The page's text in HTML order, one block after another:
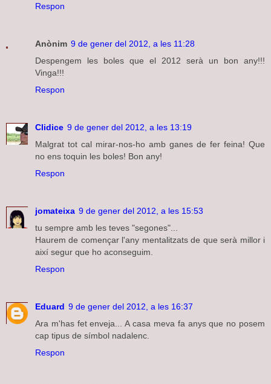
Respon
Anònim 9 de gener del 2012, a les 11:28
Despengem les boles que el 2012 serà un bon any!!!
Vinga!!!
Respon
Clidice 9 de gener del 2012, a les 13:19
Malgrat tot cal mirar-nos-ho amb ganes de fer feina! Que
no ens toquin les boles! Bon any!
Respon
jomateixa 9 de gener del 2012, a les 15:53
tu sempre amb les teves "segones"...
Haurem de començar l'any mentalitzats de que serà millor i
així segur que ho aconseguim.
Respon
Eduard 9 de gener del 2012, a les 16:37
Ara m'has fet enveja... A casa meva fa anys que no posem
cap tipus de símbol nadalenc.
Respon